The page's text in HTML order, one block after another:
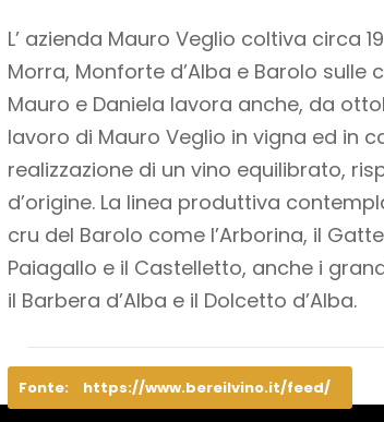
L’ azienda Mauro Veglio coltiva circa
Morra, Monforte d’Alba e Barolo sulle
Mauro e Daniela lavora anche, da
lavoro di Mauro Veglio in vigna ed in
realizzazione di un vino equilibrato,
d’origine. La linea produttiva
cru del Barolo come l’Arborina, il
Paiagallo e il Castelletto, anche i
il Barbera d’Alba e il Dolcetto d’Alba.
Fonte: https://www.bereilvino.it/feed/